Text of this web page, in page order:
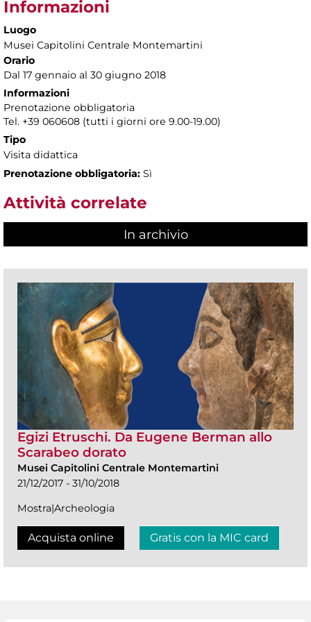
Informazioni
Luogo
Musei Capitolini Centrale Montemartini
Orario
Dal 17 gennaio al 30 giugno 2018
Informazioni
Prenotazione obbligatoria
Tel. +39 060608 (tutti i giorni ore 9.00-19.00)
Tipo
Visita didattica
Prenotazione obbligatoria: Sì
Attività correlate
In archivio
Egizi Etruschi. Da Eugene Berman allo
Scarabeo dorato
Musei Capitolini Centrale Montemartini
21/12/2017 - 31/10/2018
Mostra|Archeologia
Acquista online Gratis con la MIC card